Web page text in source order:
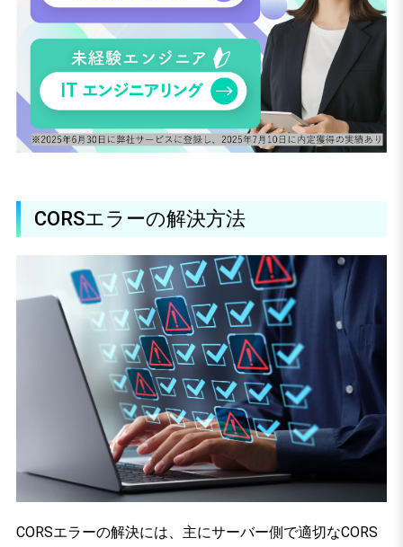
CORSエラーの解決方法
CORSエラーの解決には、主にサーバー側で適切なCORS